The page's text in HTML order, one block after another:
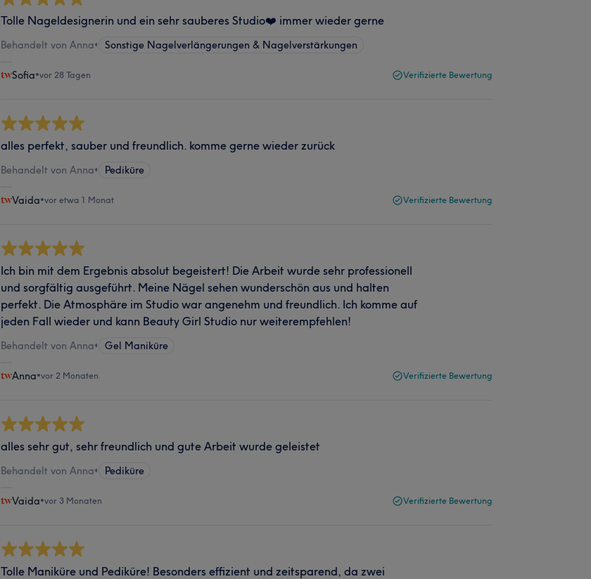
Tolle Nageldesignerin und ein sehr sauberes Studio❤️ immer wieder gerne
Behandelt von Anna• Sonstige Nagelverlängerungen & Nagelverstärkungen
Sofia•vor 28 Tagen Verifizierte Bewertung
alles perfekt, sauber und freundlich. komme gerne wieder zurück
Behandelt von Anna• Pediküre
Vaida•vor etwa 1 Monat Verifizierte Bewertung
Ich bin mit dem Ergebnis absolut begeistert! Die Arbeit wurde sehr professionell
und sorgfältig ausgeführt. Meine Nägel sehen wunderschön aus und halten
perfekt. Die Atmosphäre im Studio war angenehm und freundlich. Ich komme auf
jeden Fall wieder und kann Beauty Girl Studio nur weiterempfehlen!
Behandelt von Anna• Gel Maniküre
Anna•vor 2 Monaten Verifizierte Bewertung
alles sehr gut, sehr freundlich und gute Arbeit wurde geleistet
Behandelt von Anna• Pediküre
Vaida•vor 3 Monaten Verifizierte Bewertung
Tolle Maniküre und Pediküre! Besonders effizient und zeitsparend, da zwei